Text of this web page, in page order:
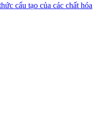
cấu tạo của các chất hóa